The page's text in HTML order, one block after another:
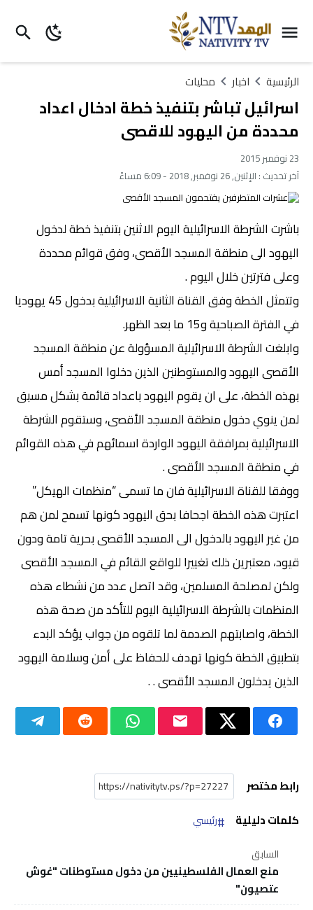
الرئيسية اخبار محليات
اسرائيل تباشر بتنفيذ خطة ادخال اعداد
محددة من اليهود للاقصى
23 نوفمبر 2015
آخر تحديث : الإثنين, 26 نوفمبر, 2018 - 6:09 مساءً
باشرت الشرطة الاسرائيلية اليوم الاثنين بتنفيذ خطة لدخول
اليهود الى منطقة المسجد الأقصى، وفق قوائم محددة
وعلى فترتين خلال اليوم .
وتتمثل الخطة وفق القناة الثانية الاسرائيلية بدخول 45 يهوديا
في الفترة الصباحية و15 ما بعد الظهر.
وابلغت الشرطة الاسرائيلية المسؤولة عن منطقة المسجد
الأقصى اليهود والمستوطنين الذين دخلوا المسجد أمس
بهذه الخطة، على ان يقوم اليهود باعداد قائمة بشكل مسبق
لمن ينوي دخول منطقة المسجد الأقصى، وستقوم الشرطة
الاسرائيلية بمرافقة اليهود الواردة اسمائهم في هذه القوائم
في منطقة المسجد الأقصى .
ووفقا للقناة الاسرائيلية فان ما تسمى “منظمات الهيكل”
اعتبرت هذه الخطة اجحافا بحق اليهود كونها تسمح لمن هم
من غير اليهود بالدخول الى المسجد الأقصى بحرية تامة ودون
قيود، معتبرين ذلك تغييرا للواقع القائم في المسجد الأقصى
ولكن لمصلحة المسلمين، وقد اتصل عدد من نشطاء هذه
المنظمات بالشرطة الاسرائيلية اليوم للتأكد من صحة هذه
الخطة، واصابتهم الصدمة لما تلقوه من جواب يؤكد البدء
بتطبيق الخطة كونها تهدف للحفاظ على أمن وسلامة اليهود
الذين يدخلون المسجد الأقصى . .
رابط مختصر
كلمات دليلية
رئيسي
السابق
منع العمال الفلسطينيين من دخول مستوطنات "غوش
عتصيون"